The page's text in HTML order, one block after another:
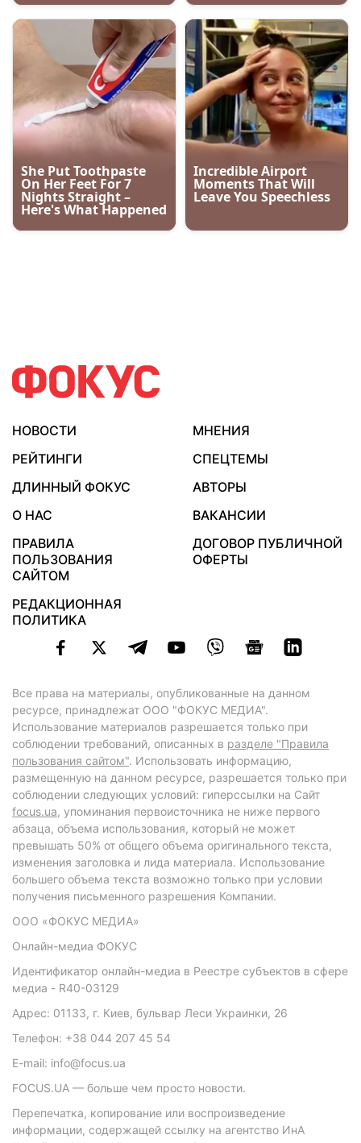
НОВОСТИ
МНЕНИЯ
РЕЙТИНГИ
СПЕЦТЕМЫ
ДЛИННЫЙ ФОКУС
АВТОРЫ
О НАС
ВАКАНСИИ
ПРАВИЛА
ПОЛЬЗОВАНИЯ
САЙТОМ
ДОГОВОР ПУБЛИЧНОЙ
ОФЕРТЫ
РЕДАКЦИОННАЯ
ПОЛИТИКА
Все права на материалы, опубликованные на данном
ресурсе, принадлежат ООО "ФОКУС МЕДИА".
Использование материалов разрешается только при
соблюдении требований, описанных в разделе "Правила
пользования сайтом". Использовать информацию,
размещенную на данном ресурсе, разрешается только при
соблюдении следующих условий: гиперссылки на Сайт
focus.ua, упоминания первоисточника не ниже первого
абзаца, объема использования, который не может
превышать 50% от общего объема оригинального текста,
изменения заголовка и лида материала. Использование
большего объема текста возможно только при условии
получения письменного разрешения Компании.
ООО «ФОКУС МЕДИА»
Онлайн-медиа ФОКУС
Идентификатор онлайн-медиа в Реестре субъектов в сфере
медиа - R40-03129
Адрес: 01133, г. Киев, бульвар Леси Украинки, 26
Телефон: +38 044 207 45 54
E-mail: info@focus.ua
FOCUS.UA — больше чем просто новости.
Перепечатка, копирование или воспроизведение
информации, содержащей ссылку на агентство ИнА